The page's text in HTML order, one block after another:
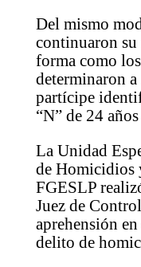
Del mismo
continuaron su
forma como
determinaron
partícipe
“N” de 24
La Unidad
de Homicidios
FGESLP
Juez de
aprehensión
delito de